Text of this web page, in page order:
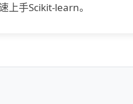
上手Scikit-learn。